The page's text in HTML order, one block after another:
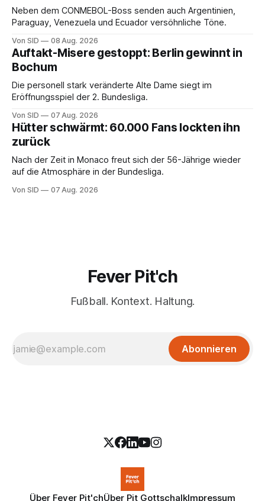
Neben dem CONMEBOL-Boss senden auch Argentinien,
Paraguay, Venezuela und Ecuador versöhnliche Töne.
Von SID 08 Aug. 2026
Auftakt-Misere gestoppt: Berlin gewinnt in
Bochum
Die personell stark veränderte Alte Dame siegt im
Eröffnungsspiel der 2. Bundesliga.
Von SID 07 Aug. 2026
Hütter schwärmt: 60.000 Fans lockten ihn
zurück
Nach der Zeit in Monaco freut sich der 56-Jährige wieder
auf die Atmosphäre in der Bundesliga.
Von SID 07 Aug. 2026
Fever Pit'ch
Fußball. Kontext. Haltung.
Abonnieren
Über Fever Pit'chÜber Pit GottschalkImpressum